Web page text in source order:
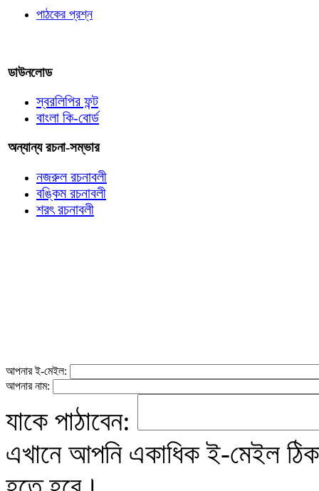
পাঠকের প্রশ্ন
ডাউনলোড
স্বরলিপির ফন্ট
বাংলা কি-বোর্ড
অন্যান্য রচনা-সম্ভার
নজরুল রচনাবলী
বঙ্কিম রচনাবলী
শরৎ রচনাবলী
আপনার ই-মেইল:
আপনার নাম:
যাকে পাঠাবেন:
এখানে আপনি একাধিক ই-মেইল